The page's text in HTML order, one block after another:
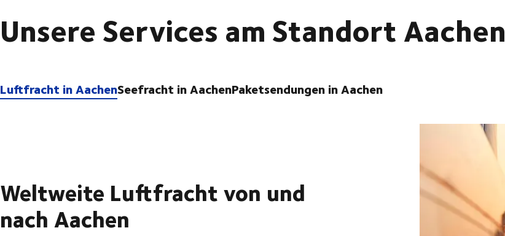
Unsere Services am Standort Aachen
Luftfracht in AachenSeefracht in AachenPaketsendungen in Aachen
Weltweite Luftfracht von und
nach Aachen